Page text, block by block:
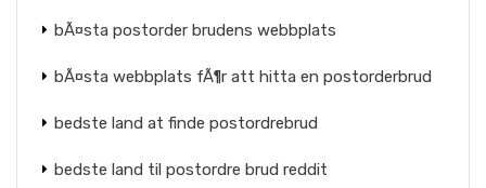
bÃ¤sta postorder brudens webbplats
bÃ¤sta webbplats fÃ¶r att hitta en postorderbrud
bedste land at finde postordrebrud
bedste land til postordre brud reddit